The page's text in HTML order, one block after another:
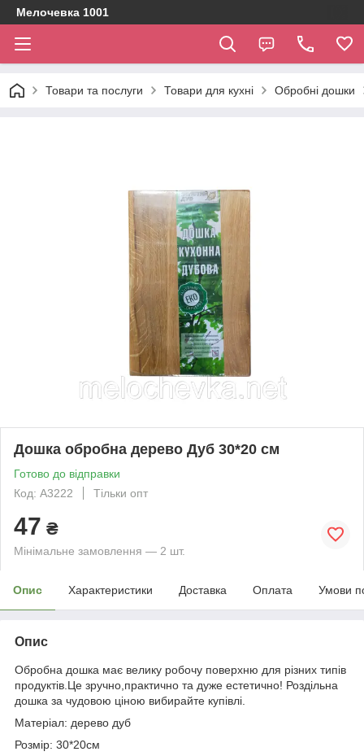
Мелочевка 1001
Товари та послуги Товари для кухні Обробні дошки
Дошка обробна дерево Дуб 30*20 см
Готово до відправки
Код: А3222
Тільки опт
47 ₴
Мінімальне замовлення — 2 шт.
Опис Характеристики Доставка Оплата Умови
Опис
Обробна дошка має велику робочу поверхню для різних типів
продуктів.Це зручно,практично та дуже естетично! Роздільна
дошка за чудовою ціною вибирайте купівлі.
Матеріал: дерево дуб
Розмір: 30*20см